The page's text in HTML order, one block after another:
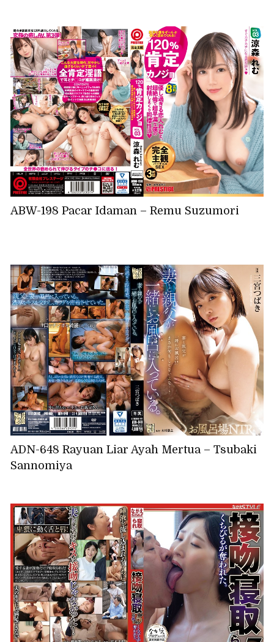
ABW-198 Pacar Idaman – Remu Suzumori
ADN-648 Rayuan Liar Ayah Mertua – Tsubaki
Sannomiya